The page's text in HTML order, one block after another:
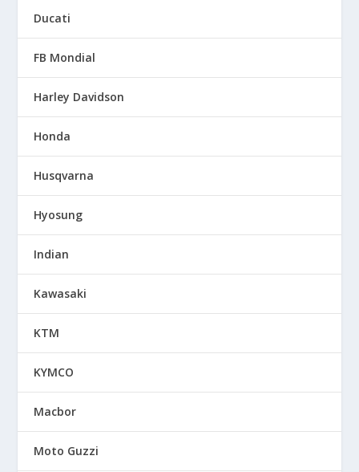
Ducati
FB Mondial
Harley Davidson
Honda
Husqvarna
Hyosung
Indian
Kawasaki
KTM
KYMCO
Macbor
Moto Guzzi